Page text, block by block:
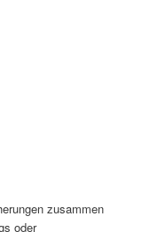
zusammen
oder